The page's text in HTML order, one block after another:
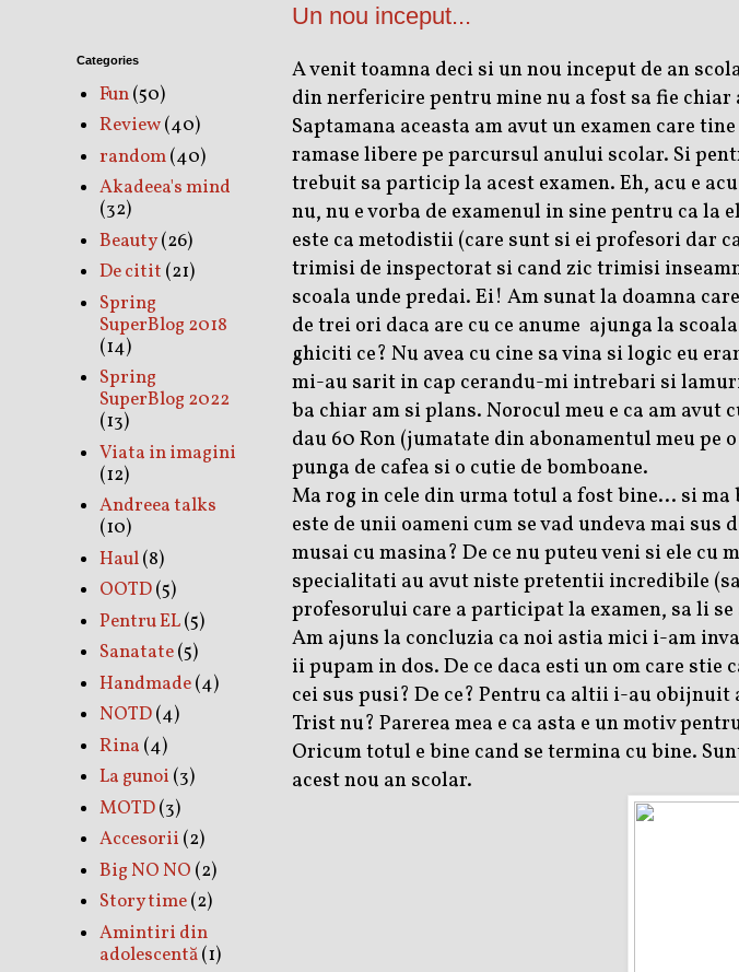
Un nou inceput...
A venit toamna deci si un nou inceput de an
din nerfericire pentru mine nu a fost sa fie chiar
Saptamana aceasta am avut un examen care
ramase libere pe parcursul anului scolar. Si
trebuit sa particip la acest examen. Eh, acu e
nu, nu e vorba de examenul in sine pentru ca la
este ca metodistii (care sunt si ei profesori dar
trimisi de inspectorat si cand zic trimisi
scoala unde predai. Ei! Am sunat la doamna
de trei ori daca are cu ce anume ajunga la
ghiciti ce? Nu avea cu cine sa vina si logic eu
mi-au sarit in cap cerandu-mi intrebari si
ba chiar am si plans. Norocul meu e ca am
dau 60 Ron (jumatate din abonamentul meu pe
punga de cafea si o cutie de bomboane.
Ma rog in cele din urma totul a fost bine... si ma
este de unii oameni cum se vad undeva mai
musai cu masina? De ce nu puteu veni si ele cu
specialitati au avut niste pretentii incredibile
profesorului care a participat la examen, sa li se
Am ajuns la concluzia ca noi astia mici i-am
ii pupam in dos. De ce daca esti un om care
cei sus pusi? De ce? Pentru ca altii i-au
Trist nu? Parerea mea e ca asta e un motiv
Oricum totul e bine cand se termina cu bine.
acest nou an scolar.
Categories
Fun(50)
Review(40)
random(40)
Akadeea's mind
(32)
Beauty(26)
De citit (21)
Spring
SuperBlog 2018
(14)
Spring
SuperBlog 2022
(13)
Viata in imagini
(12)
Andreea talks
(10)
Haul(8)
OOTD(5)
Pentru EL(5)
Sanatate(5)
Handmade(4)
NOTD(4)
Rina (4)
La gunoi (3)
MOTD(3)
Accesorii (2)
Big NO NO (2)
Story time(2)
Amintiri din
adolescentă(1)